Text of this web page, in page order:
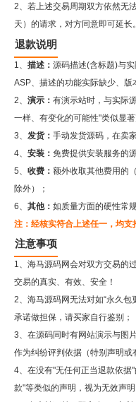
2、若上述交易周期双方依然无
天）的请求，对方同意即可延长。
退款说明
1、 描述： 源码描述(含标题)与
ASP、描述的功能实际缺少、版
2、 演示： 有演示站时，与实际
一样、有变化的可能性"类似显著
3、 发货： 手动发货源码，在卖
4、 安装： 免费提供安装服务的
5、 收费： 额外收取其他费用的
除外）；
6、 其他： 如质量方面的硬性常规
注：经核实符合上述任一，均支
注意事项
1、海马源码网会对双方交易的
交易的真实、有效、安全！
2、 海马源码网无法对如“永久包
承诺做担保，请买家自行鉴别；
3、在源码同时有网站演示与图
作为纠纷评判依据（特别声明或
4、在没有"无任何正当退款依据
款"等类似的声明，视为无效声明